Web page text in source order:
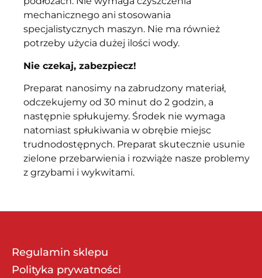
mechanicznego ani stosowania
specjalistycznych maszyn. Nie ma również
potrzeby użycia dużej ilości wody.
Nie czekaj, zabezpiecz!
Preparat nanosimy na zabrudzony materiał,
odczekujemy od 30 minut do 2 godzin, a
następnie spłukujemy. Środek nie wymaga
natomiast spłukiwania w obrębie miejsc
trudnodostępnych. Preparat skutecznie usunie
zielone przebarwienia i rozwiąże nasze problemy
z grzybami i wykwitami.
Regulamin sklepu
Polityka prywatności